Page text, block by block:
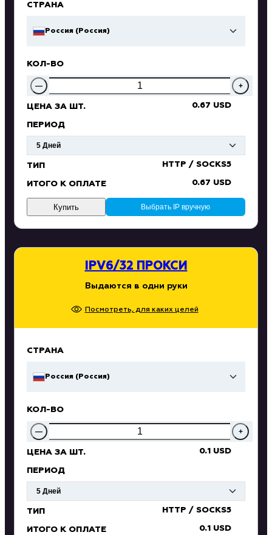
СТРАНА
Россия (Россия)
КОЛ-ВО
— +
ЦЕНА ЗА ШТ. 0.67 USD
ПЕРИОД
ТИП HTTP / SOCKS5
ИТОГО К ОПЛАТЕ 0.67 USD
Выбрать IP вручную
Купить
IPV6/32 ПРОКСИ
Выдаются в одни руки
Посмотреть, для каких целей
СТРАНА
Россия (Россия)
КОЛ-ВО
— +
ЦЕНА ЗА ШТ. 0.1 USD
ПЕРИОД
ТИП HTTP / SOCKS5
ИТОГО К ОПЛАТЕ 0.1 USD